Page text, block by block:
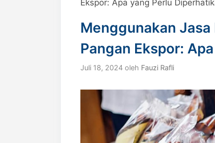
Ekspor: Apa yang Perlu
Menggunakan
Pangan Ekspor:
Juli 18, 2024 oleh Fauzi Rafli